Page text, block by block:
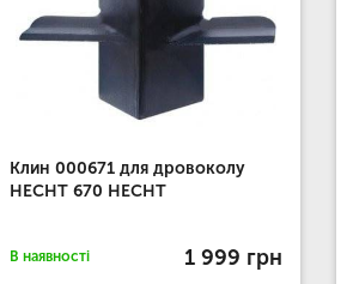
Клин 000671 для дровоколу
HECHT 670 HECHT
В наявності 1 999 грн